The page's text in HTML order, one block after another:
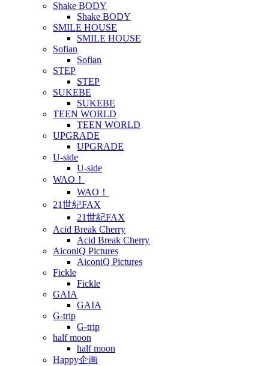
Shake BODY
Shake BODY
SMILE HOUSE
SMILE HOUSE
Sofian
Sofian
STEP
STEP
SUKEBE
SUKEBE
TEEN WORLD
TEEN WORLD
UPGRADE
UPGRADE
U-side
U-side
WAO！
WAO！
21世紀FAX
21世紀FAX
Acid Break Cherry
Acid Break Cherry
AiconiQ Pictures
AiconiQ Pictures
Fickle
Fickle
GAIA
GAIA
G-trip
G-trip
half moon
half moon
Happy企画